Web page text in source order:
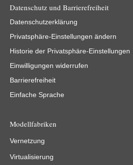
Datenschutz und Barrierefreiheit
Datenschutzerklärung
Privatsphäre-Einstellungen ändern
Historie der Privatsphäre-Einstellungen
Einwilligungen widerrufen
Barrierefreiheit
Einfache Sprache
Modellfabriken
Vernetzung
Virtualisierung